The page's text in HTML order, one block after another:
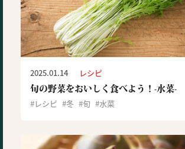
2025.01.14 レシピ
旬の野菜をおいしく食べよう！-水菜-
レシピ 冬 旬 水菜